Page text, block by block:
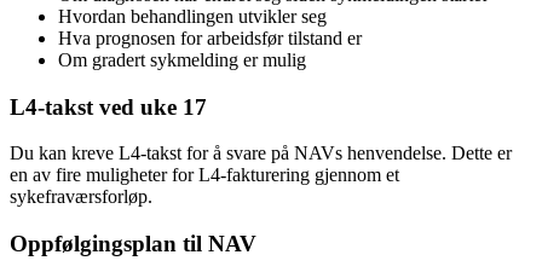
Hvordan behandlingen utvikler seg
Hva prognosen for arbeidsfør tilstand er
Om gradert sykmelding er mulig
L4-takst ved uke 17
Du kan kreve L4-takst for å svare på NAVs henvendelse. Dette er
en av fire muligheter for L4-fakturering gjennom et
sykefraværsforløp.
Oppfølgingsplan til NAV